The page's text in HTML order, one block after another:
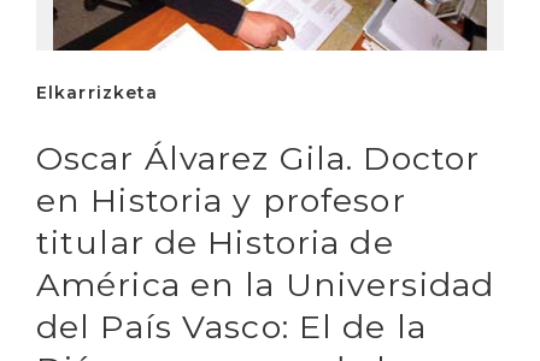
Elkarrizketa
Oscar Álvarez Gila. Doctor
en Historia y profesor
titular de Historia de
América en la Universidad
del País Vasco: El de la